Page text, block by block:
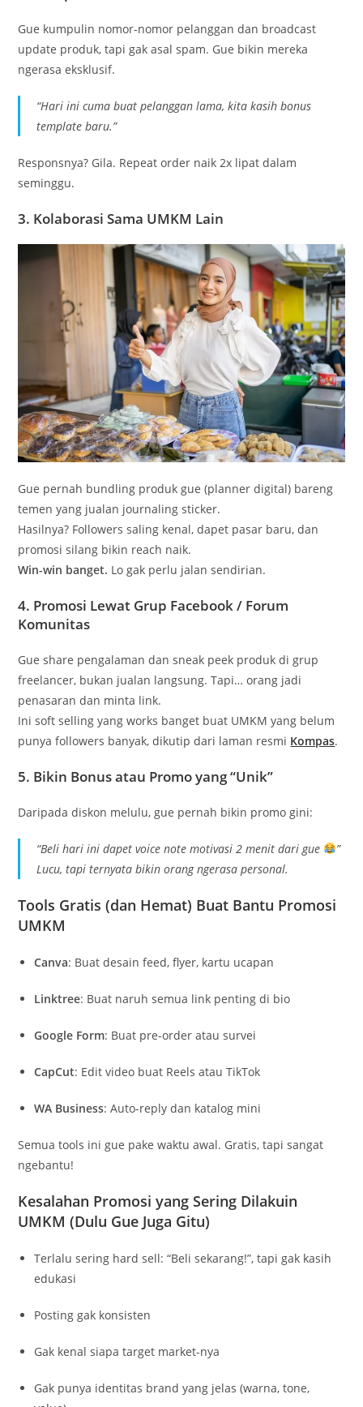
Gue kumpulin nomor-nomor pelanggan dan broadcast
update produk, tapi gak asal spam. Gue bikin mereka
ngerasa eksklusif.
“Hari ini cuma buat pelanggan lama, kita kasih bonus
template baru.”
Responsnya? Gila. Repeat order naik 2x lipat dalam
seminggu.
3. Kolaborasi Sama UMKM Lain
Gue pernah bundling produk gue (planner digital) bareng
temen yang jualan journaling sticker.
Hasilnya? Followers saling kenal, dapet pasar baru, dan
promosi silang bikin reach naik.
Win-win banget. Lo gak perlu jalan sendirian.
4. Promosi Lewat Grup Facebook / Forum
Komunitas
Gue share pengalaman dan sneak peek produk di grup
freelancer, bukan jualan langsung. Tapi… orang jadi
penasaran dan minta link.
Ini soft selling yang works banget buat UMKM yang belum
punya followers banyak, dikutip dari laman resmi Kompas.
5. Bikin Bonus atau Promo yang “Unik”
Daripada diskon melulu, gue pernah bikin promo gini:
“Beli hari ini dapet voice note motivasi 2 menit dari gue
”
Lucu, tapi ternyata bikin orang ngerasa personal.
Tools Gratis (dan Hemat) Buat Bantu Promosi
UMKM
Canva: Buat desain feed, flyer, kartu ucapan
Linktree: Buat naruh semua link penting di bio
Google Form: Buat pre-order atau survei
CapCut: Edit video buat Reels atau TikTok
WA Business: Auto-reply dan katalog mini
Semua tools ini gue pake waktu awal. Gratis, tapi sangat
ngebantu!
Kesalahan Promosi yang Sering Dilakuin
UMKM (Dulu Gue Juga Gitu)
Terlalu sering hard sell: “Beli sekarang!”, tapi gak kasih
edukasi
Posting gak konsisten
Gak kenal siapa target market-nya
Gak punya identitas brand yang jelas (warna, tone,